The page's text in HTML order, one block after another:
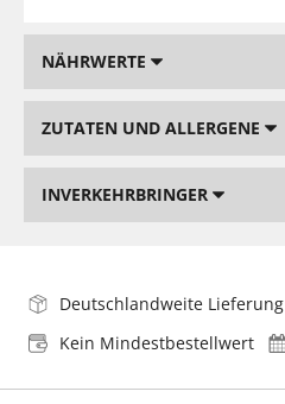
NÄHRWERTE
ZUTATEN UND ALLERGENE
INVERKEHRBRINGER
Deutschlandweite Lieferung
Kein Mindestbestellwert